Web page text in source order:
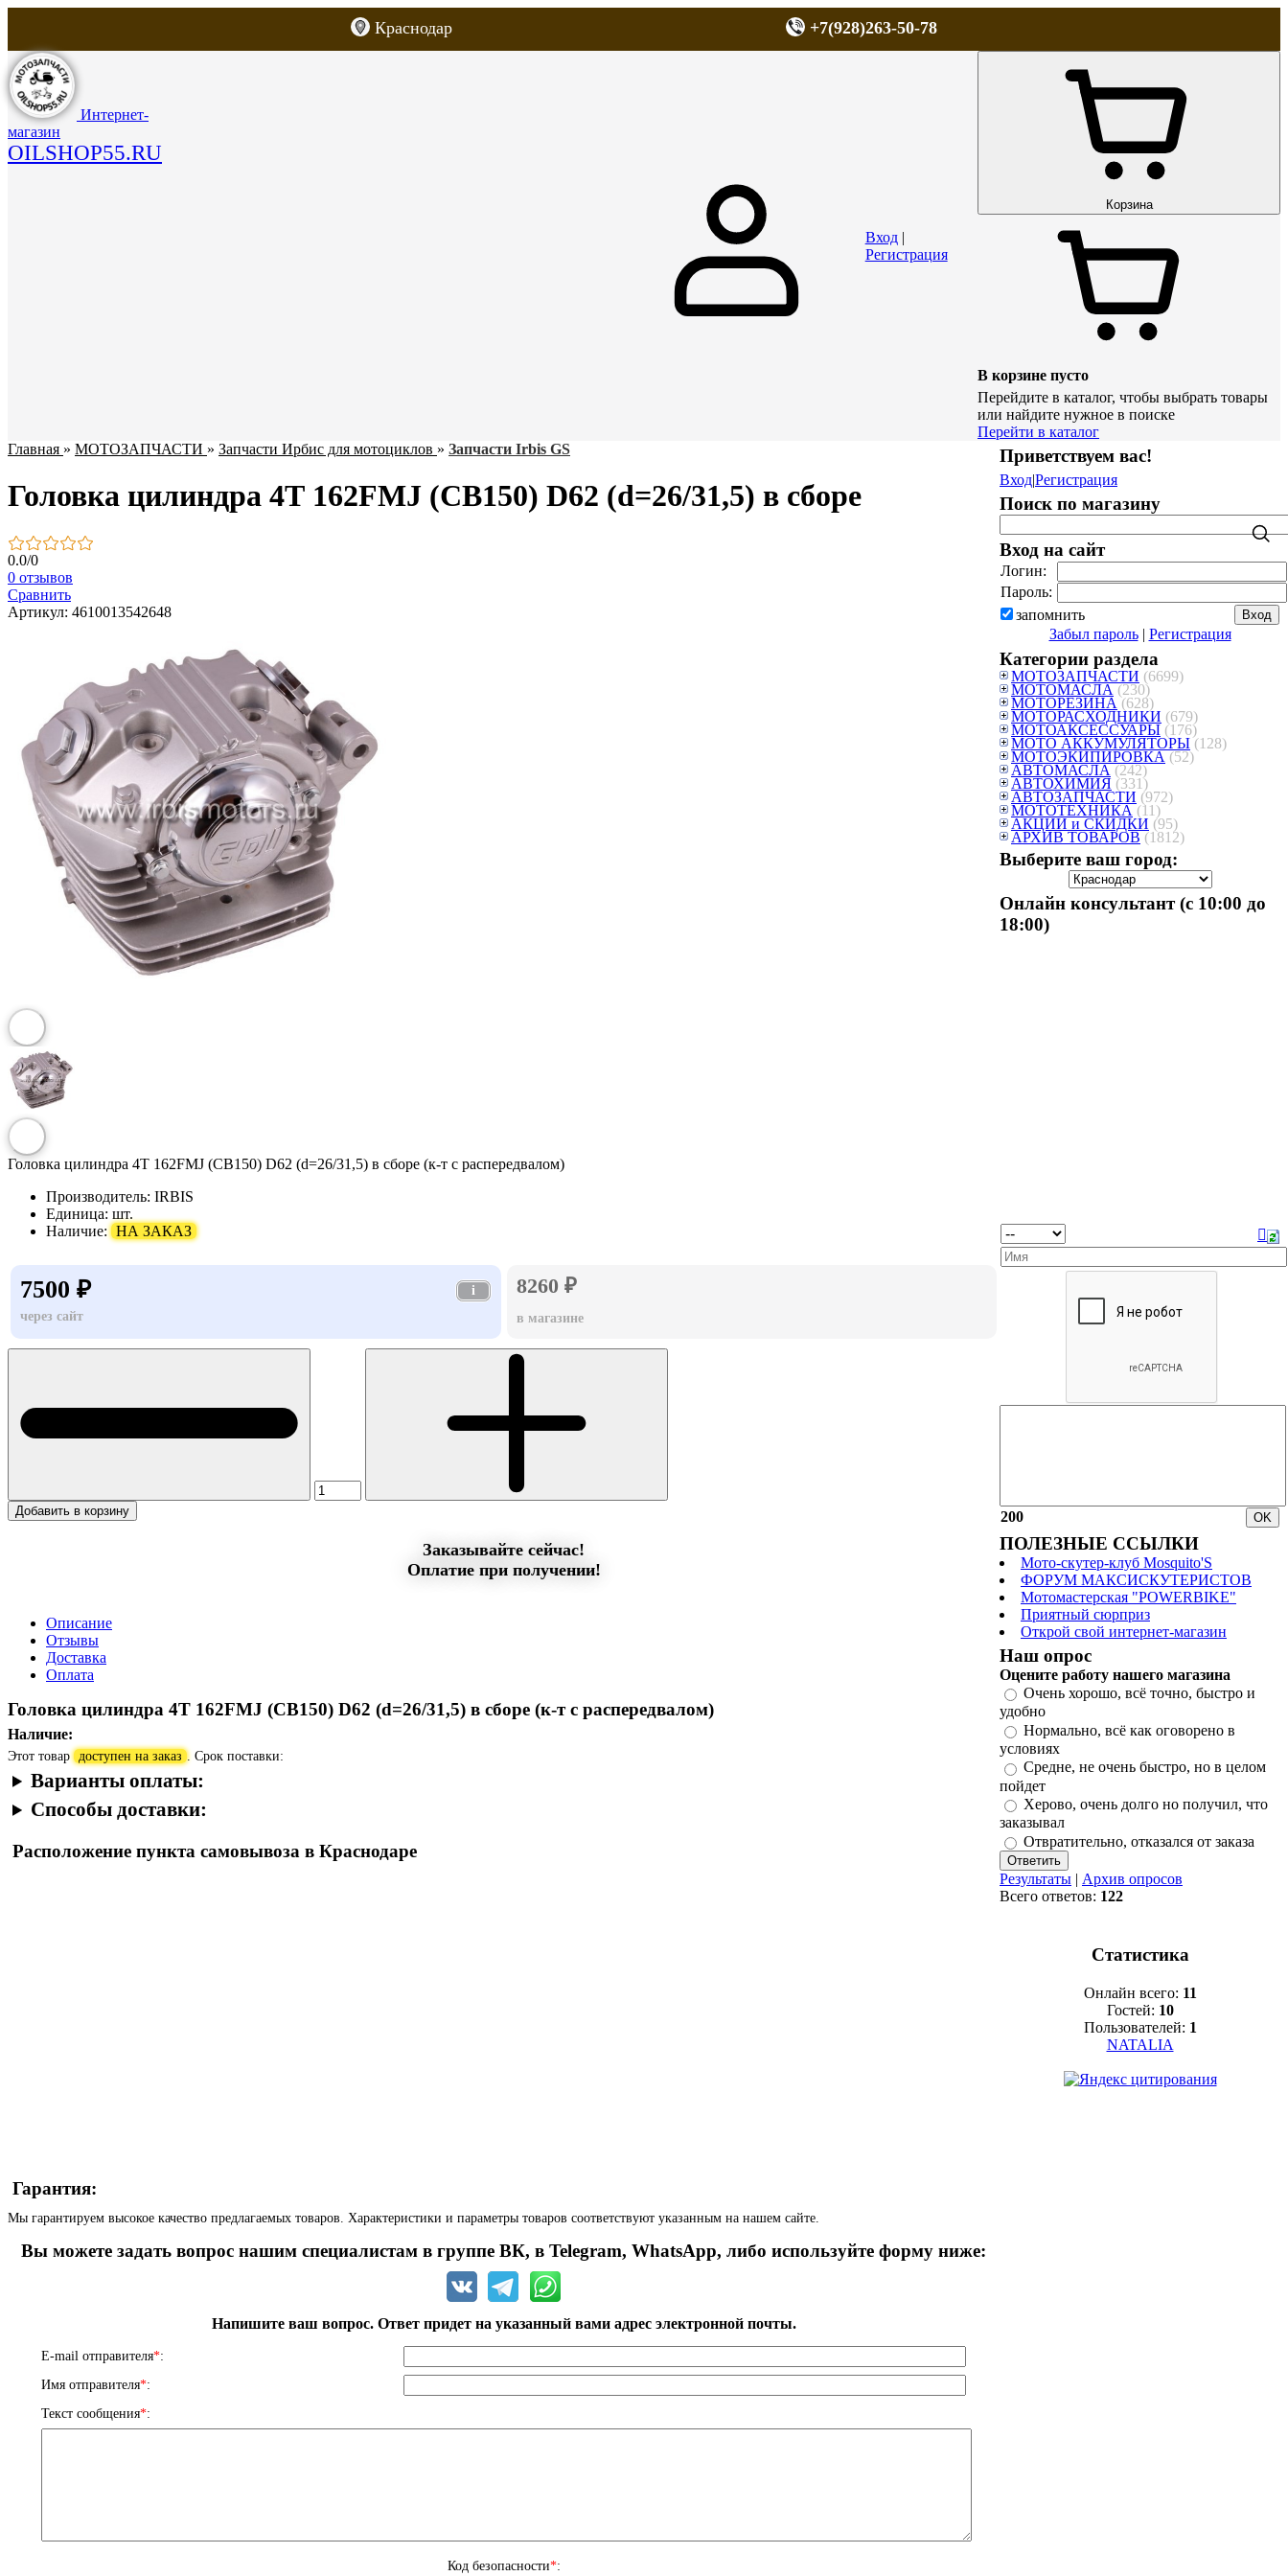
Краснодар +7(928)263-50-78
Интернет-
магазин
OILSHOP55.RU
ДОСТАВКА
Вход|
Регистрация
Корзина
В корзине пусто
Перейдите в каталог, чтобы выбрать товары
или найдите нужное в поиске
Перейти в каталог
Главная » МОТОЗАПЧАСТИ » Запчасти Ирбис для мотоциклов » Запчасти Irbis GS
Головка цилиндра 4Т 162FMJ (CB150) D62 (d=26/31,5) в сборе
0.0/0
0 отзывов
Сравнить
Артикул: 4610013542648
Головка цилиндра 4Т 162FMJ (CB150) D62 (d=26/31,5) в сборе (к-т с распередвалом)
Производитель: IRBIS
Единица: шт.
Наличие: НА ЗАКАЗ
7500 ₽
i
через сайт
8260 ₽
в магазине
Добавить в корзину
Заказывайте сейчас!
Оплатие при получении!
Описание
Отзывы
Доставка
Оплата
Головка цилиндра 4Т 162FMJ (CB150) D62 (d=26/31,5) в сборе (к-т с распередвалом)
Наличие:
Этот товар доступен на заказ . Срок поставки:
Варианты оплаты:
Способы доставки:
Расположение пункта самовывоза в Краснодаре
Гарантия:
Мы гарантируем высокое качество предлагаемых товаров. Характеристики и параметры товаров соответствуют указанным на нашем сайте.
Вы можете задать вопрос нашим специалистам в группе ВК, в Telegram, WhatsApp, либо используйте форму ниже:
Напишите ваш вопрос. Ответ придет на указанный вами адрес электронной почты.
E-mail отправителя*:
Имя отправителя*:
Текст сообщения*:
Код безопасности*:
Приветствуем вас!
Вход|Регистрация
Поиск по магазину
Вход на сайт
Логин:
Пароль:
запомнить
Забыл пароль| Регистрация
Категории раздела
МОТОЗАПЧАСТИ (6699)
МОТОМАСЛА (230)
МОТОРЕЗИНА (628)
МОТОРАСХОДНИКИ (679)
МОТОАКСЕССУАРЫ (176)
МОТО АККУМУЛЯТОРЫ (128)
МОТОЭКИПИРОВКА (52)
АВТОМАСЛА (242)
АВТОХИМИЯ (331)
АВТОЗАПЧАСТИ (972)
МОТОТЕХНИКА (11)
АКЦИИ и СКИДКИ (95)
АРХИВ ТОВАРОВ (1812)
Выберите ваш город:
Онлайн консультант (с 10:00 до
18:00)
200
ПОЛЕЗНЫЕ ССЫЛКИ
Мото-скутер-клуб Mosquito'S
ФОРУМ МАКСИСКУТЕРИСТОВ
Мотомастерская "POWERBIKE"
Приятный сюрприз
Открой свой интернет-магазин
Наш опрос
Оцените работу нашего магазина
Очень хорошо, всё точно, быстро и
удобно
Нормально, всё как оговорено в
условиях
Средне, не очень быстро, но в целом
пойдет
Херово, очень долго но получил, что
заказывал
Отвратительно, отказался от заказа
Результаты | Архив опросов
Всего ответов: 122
Статистика
Онлайн всего: 11
Гостей: 10
Пользователей: 1
NATALIA